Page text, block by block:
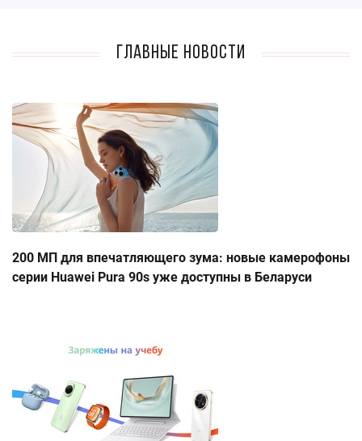
Главные новости
200 МП для впечатляющего зума: новые камерофоны
серии Huawei Pura 90s уже доступны в Беларуси